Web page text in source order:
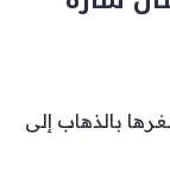
بالذهاب إلى